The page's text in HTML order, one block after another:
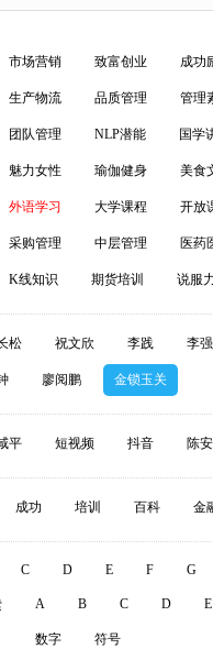
市场营销 致富创业 成功
生产物流 品质管理 管理
团队管理 NLP潜能 国学
魅力女性 瑜伽健身 美食
外语学习 大学课程 开放
采购管理 中层管理 医药
K线知识 期货培训 说服
松 祝文欣 李践 李强
廖阅鹏 金锁玉关
平 短视频 抖音 陈
成功 培训 百科 金
C D E F G
A B C D E
数字 符号